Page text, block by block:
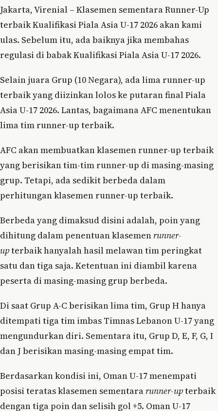
Jakarta, Virenial – Klasemen sementara Runner-Up
terbaik Kualifikasi Piala Asia U-17 2026 akan kami
ulas. Sebelum itu, ada baiknya jika membahas
regulasi di babak Kualifikasi Piala Asia U-17 2026.
Selain juara Grup (10 Negara), ada lima runner-up
terbaik yang diizinkan lolos ke putaran final Piala
Asia U-17 2026. Lantas, bagaimana AFC menentukan
lima tim runner-up terbaik.
AFC akan membuatkan klasemen runner-up terbaik
yang berisikan tim-tim runner-up di masing-masing
grup. Tetapi, ada sedikit berbeda dalam
perhitungan klasemen runner-up terbaik.
Berbeda yang dimaksud disini adalah, poin yang
dihitung dalam penentuan klasemen runner-
upterbaik hanyalah hasil melawan tim peringkat
satu dan tiga saja. Ketentuan ini diambil karena
peserta di masing-masing grup berbeda.
Di saat Grup A-C berisikan lima tim, Grup H hanya
ditempati tiga tim imbas Timnas Lebanon U-17 yang
mengundurkan diri. Sementara itu, Grup D, E, F, G, I
dan J berisikan masing-masing empat tim.
Berdasarkan kondisi ini, Oman U-17 menempati
posisi teratas klasemen sementara runner-upterbaik
dengan tiga poin dan selisih gol +5. Oman U-17